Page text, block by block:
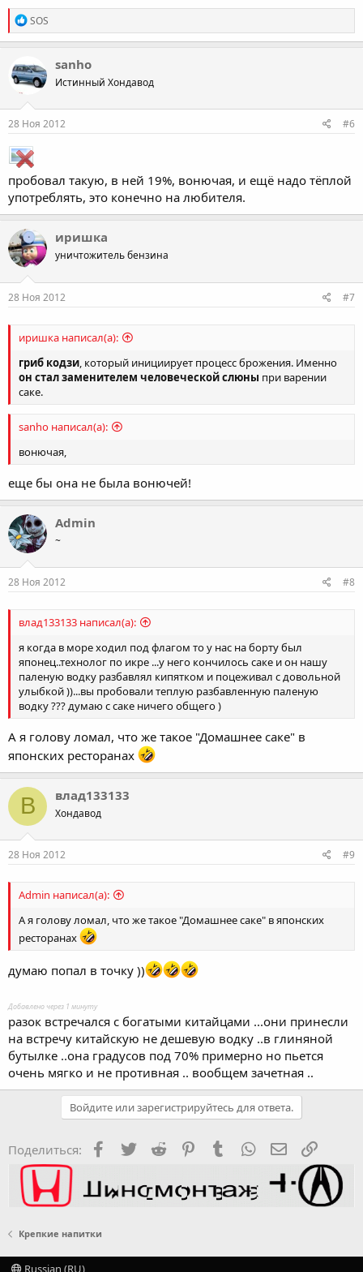
R
e
a
t
i
n
s
SOS
sanho
Истинный Хондавод
28 Ноя 2012 #6
пробовал такую, в ней 19%, вонючая, и ещё надо тёплой
употреблять, это конечно на любителя.
иришка
уничтожитель бензина
28 Ноя 2012 #7
иришка написал(а):
гриб кодзи, который инициирует процесс брожения. Именно
он стал заменителем человеческой слюны при варении
саке.
sanho написал(а):
вонючая,
еще бы она не была вонючей!
Admin
~
28 Ноя 2012 #8
влад133133 написал(а):
я когда в море ходил под флагом то у нас на борту был
японец..технолог по икре ...у него кончилось саке и он нашу
паленую водку разбавлял кипятком и поцеживал с довольной
улыбкой ))...вы пробовали теплую разбавленную паленую
водку ??? думаю с саке ничего общего )
А я голову ломал, что же такое "Домашнее саке" в
японских ресторанах
В влад133133
Хондавод
28 Ноя 2012 #9
Admin написал(а):
А я голову ломал, что же такое "Домашнее саке" в японских
ресторанах
думаю попал в точку ))
Добавлено через 1 минуту
разок встречался с богатыми китайцами ...они принесли
на встречу китайскую не дешевую водку ..в глиняной
бутылке ..она градусов под 70% примерно но пьется
очень мягко и не противная .. вообщем зачетная ..
Войдите или зарегистрируйтесь для ответа.
Поделиться: Facebook
TwitterReddit PinterestTumblr WhatsApp Ссылка
Крепкие напитки
Russian (RU)